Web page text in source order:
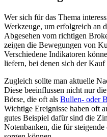
Wer sich für das Thema
Werkzeuge, um erfolgreich an
Abgesehen vom richtigen
zeigen die Bewegungen von
Verschiedene Indikatoren
liefern, bei denen sich der
Zugleich sollte man aktuelle
Diese beeinflussen nicht nur
Börse, die oft als Bullen- oder
Wichtige Ereignisse haben oft
gutes Beispiel dafür sind die
Notenbanken, die für